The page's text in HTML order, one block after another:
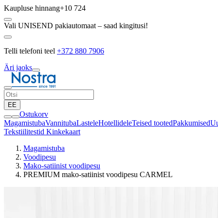
Kaupluse hinnang+10 724
Vali UNISEND pakiautomaat – saad kingitusi!
Telli telefoni teel +372 880 7906
Äri jaoks
EE
Ostukorv
MagamistubaVannitubaLasteleHotellideleTeised tootedPakkumised
Tekstiilitestid Kinkekaart
Magamistuba
Voodipesu
Mako-satiinist voodipesu
PREMIUM mako-satiinist voodipesu CARMEL